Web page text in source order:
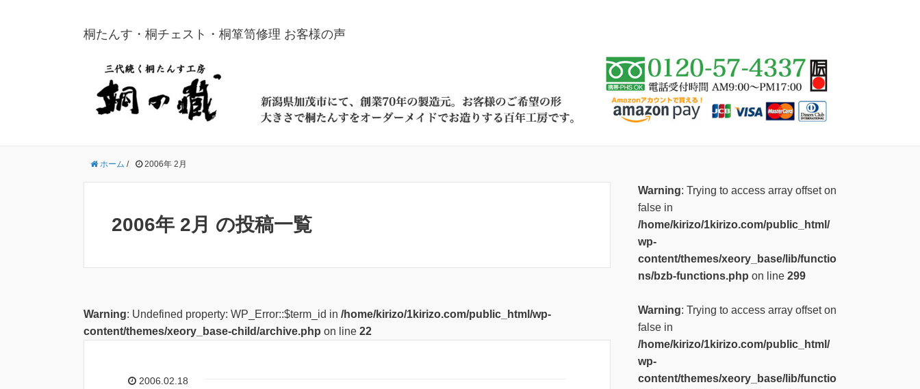
桐たんす・桐チェスト・桐箪笥修理 お客様の声
ホーム / 2006年 2月
2006年 2月 の投稿一覧
Warning: Undefined property: WP_Error::$term_id in /home/kirizo/1kirizo.com/public_html/wp-
content/themes/xeory_base-child/archive.php on line 22
2006.02.18
Warning: Trying to access array offset on
false in
/home/kirizo/1kirizo.com/public_html/
wp-
content/themes/xeory_base/lib/functio
ns/bzb-functions.php on line 299
Warning: Trying to access array offset on
false in
/home/kirizo/1kirizo.com/public_html/
wp-
content/themes/xeory_base/lib/functio